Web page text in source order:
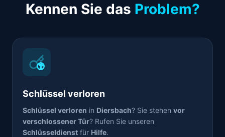
Kennen Sie das Problem?
Schlüssel verloren
Schlüssel verloren in Diersbach? Sie stehen vor
verschlossener Tür? Rufen Sie unseren
Schlüsseldienst für Hilfe.